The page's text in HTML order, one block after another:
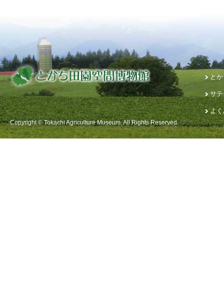
と
サ
よ
Copyright © Tokachi Agriculture Museum. All Rights Reserved.